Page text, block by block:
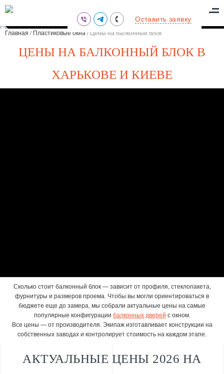
(095) 711-77-47
(097) 773-73-71
Оставить заявку
Главная / Пластиковые окна / Цены на балконный блок
ЦЕНЫ НА БАЛКОННЫЙ БЛОК В
ХАРЬКОВЕ И КИЕВЕ
Сколько стоит балконный блок — зависит от профиля, стеклопакета,
фурнитуры и размеров проема. Чтобы вы могли ориентироваться в
бюджете еще до замера, мы собрали актуальные цены на самые
популярные конфигурации балконных дверей с окном.
Все цены — от производителя. Экипаж изготавливает конструкции на
собственных заводах и контролирует стоимость на каждом этапе.
АКТУАЛЬНЫЕ ЦЕНЫ 2026 НА